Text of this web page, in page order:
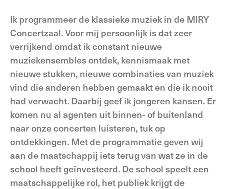
Ik programmeer de klassieke muziek in de MIRY
Concertzaal. Voor mij persoonlijk is dat zeer
verrijkend omdat ik constant nieuwe
muziekensembles ontdek, kennismaak met
nieuwe stukken, nieuwe combinaties van muziek
vind die anderen hebben gemaakt en die ik nooit
had verwacht. Daarbij geef ik jongeren kansen. Er
komen nu al agenten uit binnen- of buitenland
naar onze concerten luisteren, tuk op
ontdekkingen. Met de programmatie geven wij
aan de maatschappij iets terug van wat ze in de
school heeft geïnvesteerd. De school speelt een
maatschappelijke rol, het publiek krijgt de